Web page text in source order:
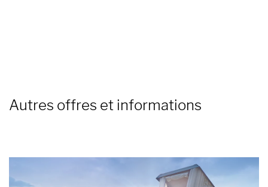
Autres offres et informations